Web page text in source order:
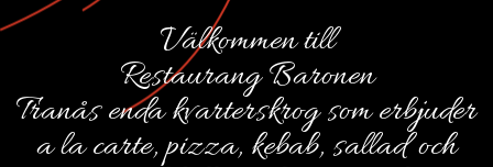
Välkommen till
Restaurang Baronen
Tranås enda kvarterskrog som erbjuder
a la carte, pizza, kebab, sallad och